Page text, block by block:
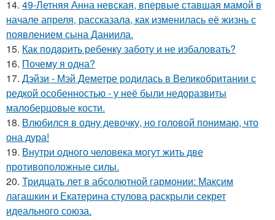
14. 49-Летняя Анна невская, впервые ставшая мамой в
начале апреля, рассказала, как изменилась её жизнь с
появлением сына Даниила.
15. Как подapить ребенку заботу и не избаловать?
16. Почему я одна?
17. Дэйзи - Мэй Деметре родилась в Великобритании с
редкой особенностью - у неё были недоразвиты
малоберцовые кости.
18. Влюбился в одну девочку, но головой понимаю, что
она дура!
19. Внутри одного человека могут жить две
противоположные силы.
20. Тридцать лет в абсолютной гармонии: Максим
лагашкин и Екатерина стулова раскрыли секрет
идеального союза.